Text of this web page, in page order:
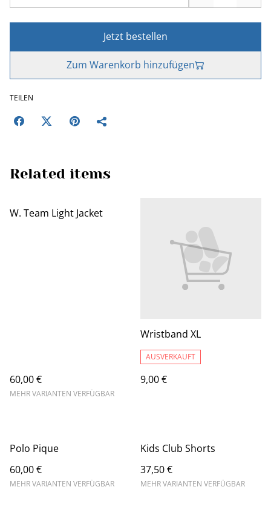
Jetzt bestellen
Zum Warenkorb hinzufügen
TEILEN
Related items
W. Team Light Jacket
60,00 €
MEHR VARIANTEN VERFÜGBAR
Wristband XL
AUSVERKAUFT
9,00 €
Polo Pique
60,00 €
MEHR VARIANTEN VERFÜGBAR
Kids Club Shorts
37,50 €
MEHR VARIANTEN VERFÜGBAR